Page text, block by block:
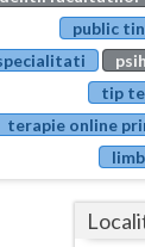
public
tip
terapie online